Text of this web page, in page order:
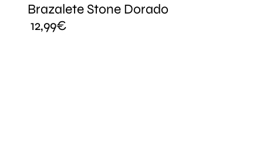
Brazalete Stone Dorado
12,99€